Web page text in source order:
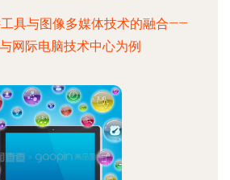
具与图像多媒体技术的融合——
网际电脑技术中心为例